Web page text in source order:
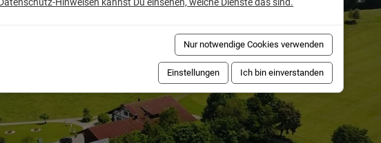
Hinweisen kannst Du einsehen, welche Dienste das sind.
Nur notwendige Cookies verwenden
Einstellungen Ich bin einverstanden